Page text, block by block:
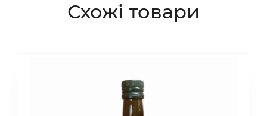
Схожі товари